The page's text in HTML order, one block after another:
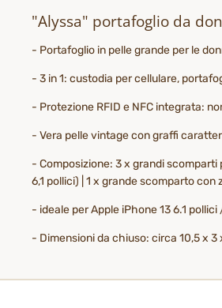
"Alyssa" portafoglio da
- Portafoglio in pelle grande per le
- 3 in 1: custodia per cellulare,
- Protezione RFID e NFC integrata:
- Vera pelle vintage con graffi
- Composizione: 3 x grandi
6,1 pollici) | 1 x grande scomparto con
- ideale per Apple iPhone 13 6.1
- Dimensioni da chiuso: circa 10,5 x